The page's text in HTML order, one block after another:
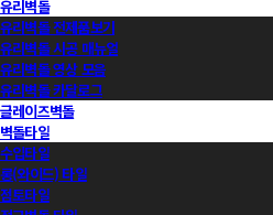
유리벽돌
유리벽돌 전제품보기
유리벽돌 시공 매뉴얼
유리벽돌 영상 모음
유리벽돌 카달로그
글레이즈벽돌
벽돌타일
수입타일
롱(와이드) 타일
점토타일